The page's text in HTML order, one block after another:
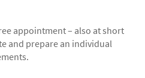
appointment – also at short
and prepare an individual